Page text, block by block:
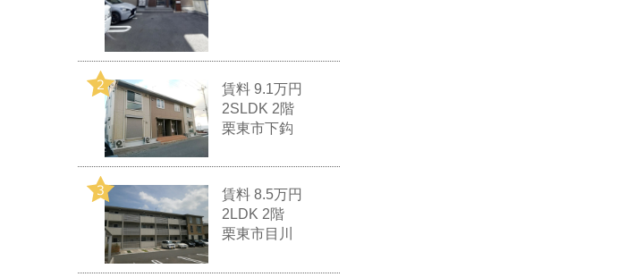
賃料9.1万円
2SLDK 2階
栗東市下鈎
賃料8.5万円
2LDK 2階
栗東市目川